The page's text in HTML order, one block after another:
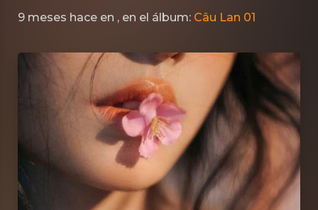
9 meses hace en , en el álbum: Câu Lan 01